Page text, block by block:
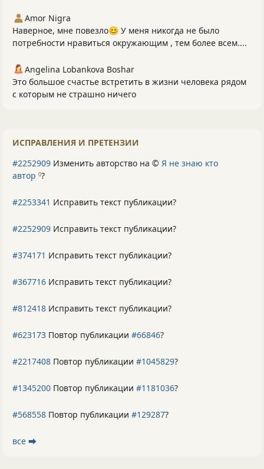
Amor Nigra
Наверное, мне повезло😊 У меня никогда не было
потребности нравиться окружающим , тем более всем....
Angelina Lobankova Boshar
Это большое счастье встретить в жизни человека рядом
с которым не страшно ничего
ИСПРАВЛЕНИЯ И ПРЕТЕНЗИИ
#2252909 Изменить авторство на © Я не знаю кто
автор 0?
#2253341 Исправить текст публикации?
#2252909 Исправить текст публикации?
#374171 Исправить текст публикации?
#367716 Исправить текст публикации?
#812418 Исправить текст публикации?
#623173 Повтор публикации #66846?
#2217408 Повтор публикации #1045829?
#1345200 Повтор публикации #1181036?
#568558 Повтор публикации #129287?
все ⮕